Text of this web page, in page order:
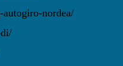
nordea/